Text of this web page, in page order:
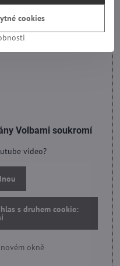
Volbami soukromí
video?
s druhem cookie:
okně
cookies